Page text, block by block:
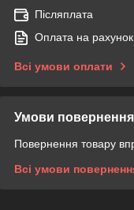
Післяплата
Оплата на рахунок
Всі умови оплати
Умови повернення
Повернення товару
Всі умови